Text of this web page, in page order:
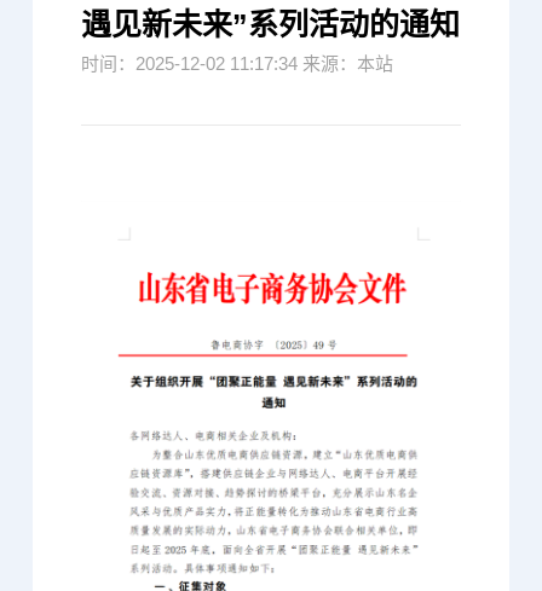
遇见新未来”系列活动的通知
时间：2025-12-02 11:17:34 来源：本站